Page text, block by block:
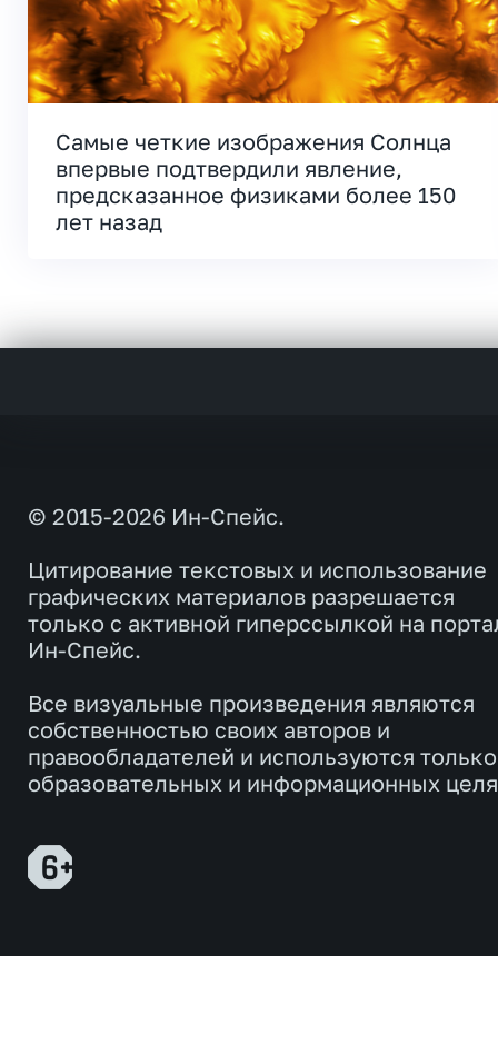
Самые четкие изображения Солнца
впервые подтвердили явление,
предсказанное физиками более 150
лет назад
© 2015-2026 Ин-Спейс.
Цитирование текстовых и использование
графических материалов разрешается
только с активной гиперссылкой на
Ин-Спейс.
Все визуальные произведения являются
собственностью своих авторов и
правообладателей и используются
образовательных и информационных